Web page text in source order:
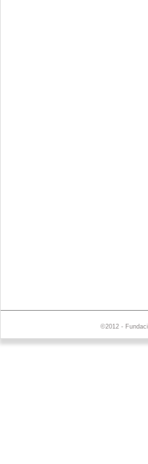
©2012 -